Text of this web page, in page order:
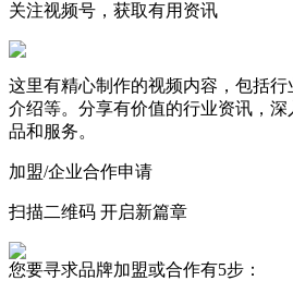
关注视频号，获取有用资讯
这里有精心制作的视频内容，包括行
介绍等。分享有价值的行业资讯，深
品和服务。
加盟/企业合作申请
扫描二维码 开启新篇章
您要寻求品牌加盟或合作有5步：